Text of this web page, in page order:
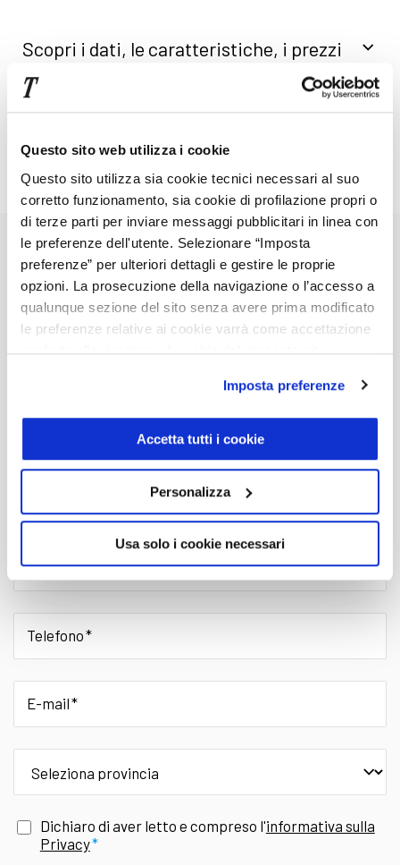
Questo sito web utilizza i cookie
Questo sito utilizza sia cookie tecnici necessari al suo
corretto funzionamento, sia cookie di profilazione propri o
di terze parti per inviare messaggi pubblicitari in linea con
le preferenze dell'utente. Selezionare “Imposta
preferenze” per ulteriori dettagli e gestire le proprie
opzioni. La prosecuzione della navigazione o l’accesso a
qualunque sezione del sito senza avere prima modificato
le preferenze relative ai cookie varrà come accettazione
implicita alla ricezione di cookie dal presente sito.
Imposta preferenze
Accetta tutti i cookie
Personalizza
Usa solo i cookie necessari
Scopri i dati, le caratteristiche, i prezzi
e le offerte EQA
Nessun veicolo al momento disponibile
Contattaci per maggiori informazioni
tuo
Nome
Telefono
E-mail
Dichiaro di aver letto e compreso l'informativa sulla
Privacy